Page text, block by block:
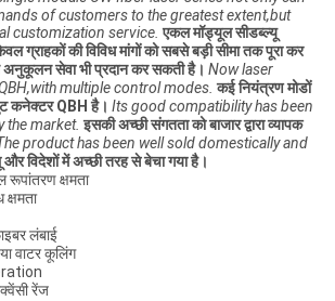
of customers to the greatest extent,but
customization service. एकल मॉड्यूल सीडब्ल्यू
ग्राहकों की विविध मांगों को सबसे बड़ी सीमा तक पूरा कर
अनुकूलन सेवा भी प्रदान कर सकती है। Now laser
multiple control modes. कई नियंत्रण मोडों
कनेक्टर QBH है। Its good compatibility has been
the market. इसकी अच्छी संगतता को बाजार द्वारा व्यापक
product has been well sold domestically and
और विदेशों में अच्छी तरह से बेचा गया है।
रूपांतरण क्षमता
लंबाई
वाटर कूलिंग
रेंज